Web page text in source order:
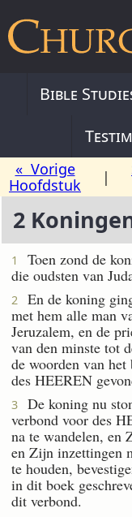
Bible
« Vorige
Hoofdstuk
|
2
1
Toen zond de
die oudsten van
2
En de koning
met hem alle man
Jeruzalem, en de
van den minste tot
de woorden van
des HEEREN
3
De koning nu
verbond voor des
na te wandelen, en
en Zijn inzettingen
te houden,
in dit boek
dit verbond.